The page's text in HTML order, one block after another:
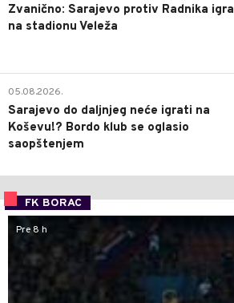
Zvanično: Sarajevo protiv Radnika igra
na stadionu Veleža
05.08.2026.
Sarajevo do daljnjeg neće igrati na
Koševu!? Bordo klub se oglasio
saopštenjem
FK BORAC
Pre 8 h